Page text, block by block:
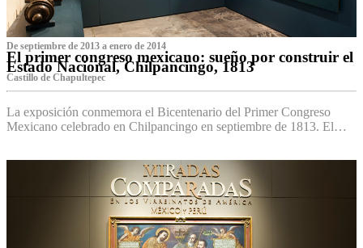
De septiembre de 2013 a enero de 2014
El primer congreso mexicano: sueño por construir el
Estado Nacional, Chilpancingo, 1813
Castillo de Chapultepec
La exposición conmemora el Bicentenario del Primer Congreso
Mexicano celebrado en Chilpancingo en septiembre de 1813. El…